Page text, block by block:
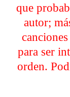
que
autor;
para ser
orden.